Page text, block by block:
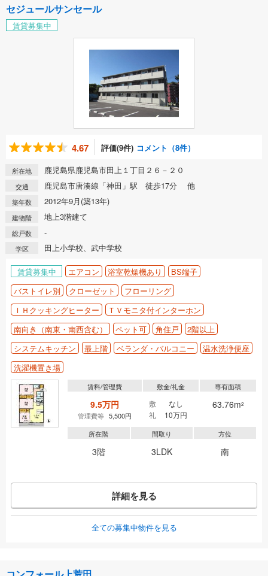
セジュールサンセール
賃貸募集中
4.67 評価(9件) コメント（8件）
所在地 鹿児島県鹿児島市田上１丁目２６－２０
交通 鹿児島市唐湊線「神田」駅 徒歩17分 他
築年数 2012年9月(築13年)
建物階 地上3階建て
総戸数 -
学区 田上小学校、武中学校
賃貸募集中 エアコン 浴室乾燥機あり
BS端子
バストイレ別
クローゼット
フローリング
ＩＨクッキングヒーター
ＴＶモニタ付インターホン
南向き（南東・南西含む）
ペット可 角住戸
2階以上
システムキッチン
最上階 ベランダ・バルコニー
温水洗浄便座
洗濯機置き場
賃料/管理費
9.5万円
管理費等 5,500円
敷金/礼金
敷
なし
礼
10万円
専有面積
63.76m2
所在階
3階
間取り
3LDK
方位
南
詳細を見る
全ての募集中物件を見る